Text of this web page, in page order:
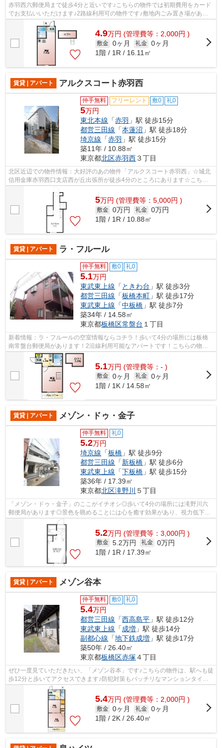
赤羽西六郵便局まで徒歩4分と近いです♪こちらの物件では初期費用をカード
でお支払いいただけます♪2路線利用可の物件です♪敷地内ごみ置き場がある
物件です♪駅まで徒歩12分と、立地が魅...
4.9万円 (管理費等：2,000円 )
敷金 0ヶ月 礼金 0ヶ月
1階 / 1R / 16.11㎡
賃貸 | アパート アルクスコート赤羽西
仲手無料 フリーレント 敷0 礼0
5万円
東北本線 「赤羽 」駅 徒歩15分
都営三田線 「本蓮沼 」駅 徒歩18分
埼京線 「赤羽 」駅 徒歩15分
築11年 / 10.88㎡
東京都北区赤羽西３丁目
北区近辺での物件情報：大好評のあの物件「アルクスコート赤羽西」☆城北
信用金庫赤羽西口支店西が丘出張所が徒歩4分のところにあります☆こちら
の物件はアパートです☆空気の入れ替えも...
5万円 (管理費等：5,000円 )
敷金 0万円 礼金 0万円
1階 / 1R / 10.88㎡
賃貸 | アパート ラ・フルール
仲手無料 敷0 礼0
5.1万円
東武東上線 「 ときわ台 」駅 徒歩3分
都営三田線 「板橋本町 」駅 徒歩17分
東武東上線 「中板橋 」駅 徒歩7分
築34年 / 14.58㎡
東京都板橋区常盤台 １丁目
新着情報：ラ・フルールの空室情報ならコチラ！歩いて4分の場所には板橋
南常盤台郵便局があります！2沿線利用可能なアパートです！こちらの物件
はアパートです！駅まで徒歩3分の位置に...
5.1万円 (管理費等：- )
敷金 0ヶ月 礼金 0ヶ月
1階 / 1K / 14.58㎡
賃貸 | アパート メゾン・ドゥ・金子
仲手無料 礼0
5.2万円
埼京線 「板橋 」駅 徒歩9分
都営三田線 「新板橋 」駅 徒歩6分
東武東上線 「下板橋 」駅 徒歩15分
築36年 / 17.39㎡
東京都北区滝野川 ５丁目
「メゾン・ドゥ・金子」のここがイチオシ◎歩いて4分の場所には滝野川六
郵便局があります◎景色を眺めることには心を癒す効果があり、視力低下の
恐れも少なくしてくれます◎2沿線利用がで...
5.2万円 (管理費等：3,000円 )
敷金 5.2万円 礼金 0万円
1階 / 1R / 17.39㎡
賃貸 | アパート メゾン谷本
仲手無料 敷0 礼0
5.4万円
都営三田線 「西高島平 」駅 徒歩12分
東武東上線 「成増 」駅 徒歩14分
副都心線 「地下鉄成増 」駅 徒歩17分
築50年 / 26.40㎡
東京都板橋区赤塚 ４丁目
ぜひ一度見ていただきたい、「メゾン谷本」です♪こちらの物件は、駅へも徒
歩12分と歩いてアクセスできます♪防犯対策もバッチリなマンションタイプ
の物件です♪こちらの物件、通風良好な...
5.4万円 (管理費等：2,000円 )
敷金 0ヶ月 礼金 0ヶ月
1階 / 2K / 26.40㎡